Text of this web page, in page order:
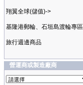
翔翼全球(儲值)->
基隆港郵輪、石垣島渡輪專區
旅行週邊商品
營運商或製造廠商